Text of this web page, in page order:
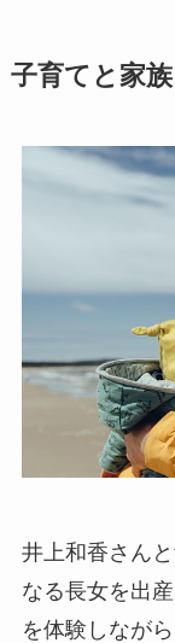
子育てと家族
井上和香さん
なる長女を出
を体験しなが